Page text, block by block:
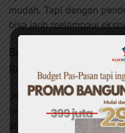
mudah. Tapi dengan
bisa jauh melampaui
Butuh Bantuan
Ruanganmu?
Jika Anda membutuhkan
terpercaya, timKlik
ahli kami akan